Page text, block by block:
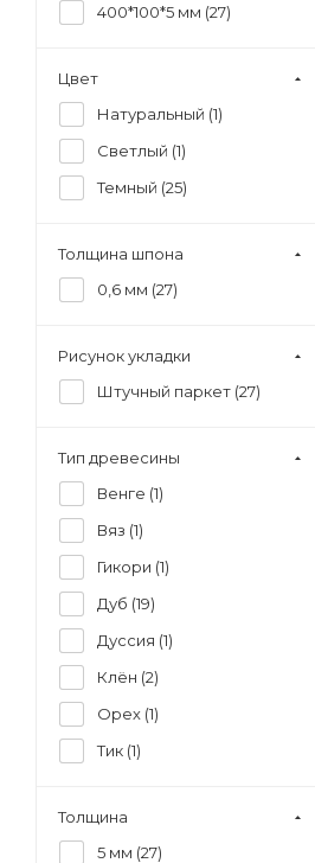
400*100*5 мм (27)
Цвет
Натуральный (1)
Светлый (1)
Темный (25)
Толщина шпона
0,6 мм (27)
Рисунок укладки
Штучный паркет (27)
Тип древесины
Венге (1)
Вяз (1)
Гикори (1)
Дуб (19)
Дуссия (1)
Клён (2)
Орех (1)
Тик (1)
Толщина
5 мм (27)